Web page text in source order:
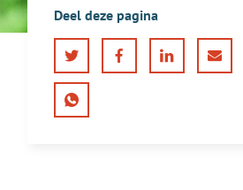
Deel deze pagina
Twitter FacebookLinkedInE-
WhatsApp